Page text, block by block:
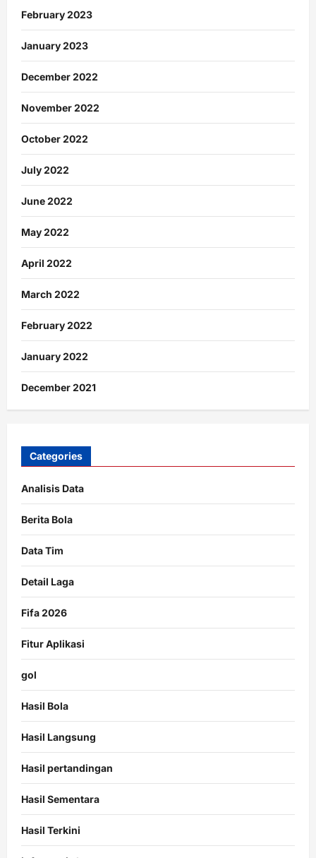
February 2023
January 2023
December 2022
November 2022
October 2022
July 2022
June 2022
May 2022
April 2022
March 2022
February 2022
January 2022
December 2021
Categories
Analisis Data
Berita Bola
Data Tim
Detail Laga
Fifa 2026
Fitur Aplikasi
gol
Hasil Bola
Hasil Langsung
Hasil pertandingan
Hasil Sementara
Hasil Terkini